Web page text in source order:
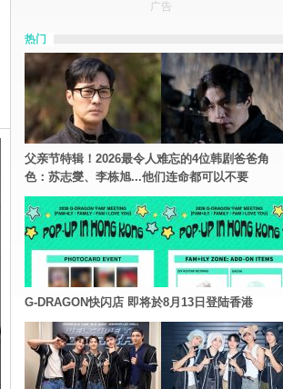
广告
热门
父亲节特辑！2026最令人难忘的4位韩剧爸爸角
色：苏志燮、李栋旭...他们连命都可以不要
G-DRAGON快闪店 即将於8月13日登陆香港